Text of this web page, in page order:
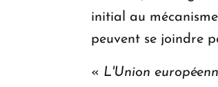
initial au
peuvent se joindre
« L'Union